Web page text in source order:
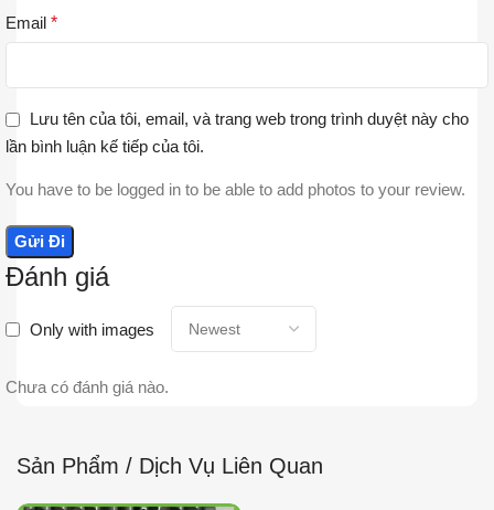
Đánh giá
Only with images
Chưa có đánh giá nào.
Email *
Lưu tên của tôi, email, và trang web trong trình duyệt này cho
lần bình luận kế tiếp của tôi.
You have to be logged in to be able to add photos to your review.
Sản Phẩm / Dịch Vụ Liên Quan